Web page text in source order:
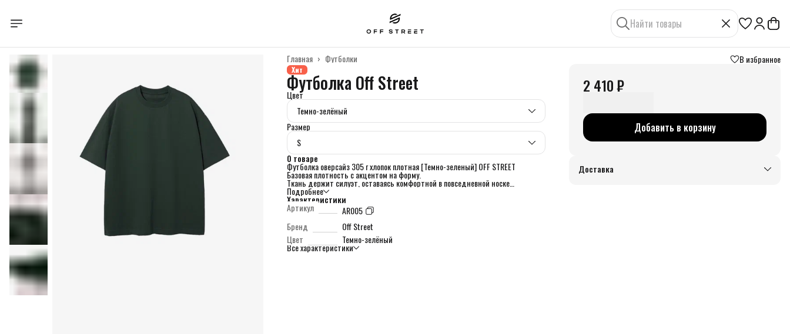
Футболки
Главная ›
Хит
Футболка Off Street
Цвет
Темно-зелёный
Размер
S
О товаре
Футболка оверсайз 305 г хлопок плотная [Темно-зеленый] OFF STREET
Базовая плотность с акцентом на форму.
Ткань держит силуэт, оставаясь комфортной в повседневной носке.
Универсальная модель на каждый день.
Детали:
• 100% хлопок
• плотность 305 г
• сбалансированная плотность
• классический оверсайз
Подробнее
Характеристики
Артикул
AR005
Бренд
Off Street
Цвет
Темно-зелёный
Все характеристики
В избранное
2 410 ₽
Добавить в корзину
Доставка